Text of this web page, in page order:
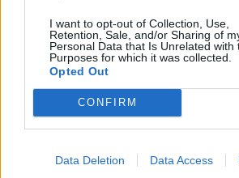
I want to opt-out of Collection, Use,
Retention, Sale, and/or Sharing of
Personal Data that Is Unrelated with
Purposes for which it was collected.
Opted Out
CONFIRM
Data Deletion Data Access
GYERGYÓSZÉK